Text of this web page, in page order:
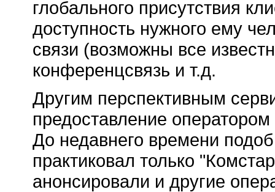
глобального присутствия
доступность нужного ему
связи (возможны все
конференцсвязь и т.д.
Другим перспективным
предоставление
До недавнего времени
практиковал только
анонсировали и другие